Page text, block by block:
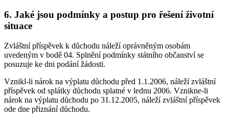
6. Jaké jsou podmínky a postup pro řešení životní
situace
Zvláštní příspěvek k důchodu náleží oprávněným osobám
uvedeným v bodě 04. Splnění podmínky státního občanství se
posuzuje ke dni podání žádosti.
Vznikl-li nárok na výplatu důchodu před 1.1.2006, náleží zvláštní
příspěvek od splátky důchodu splatné v lednu 2006. Vznikne-li
nárok na výplatu důchodu po 31.12.2005, náleží zvláštní příspěvek
ode dne přiznání důchodu.